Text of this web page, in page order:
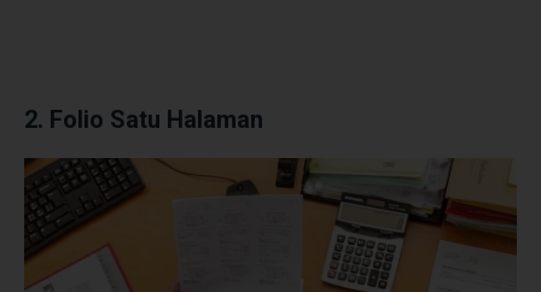
2. Folio Satu Halaman